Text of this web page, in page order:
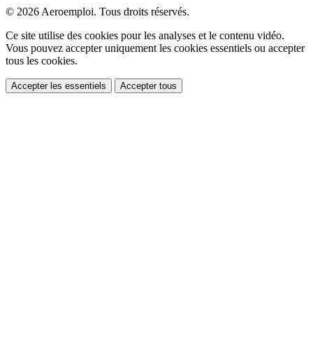
© 2026 Aeroemploi. Tous droits réservés.
Ce site utilise des cookies pour les analyses et le contenu vidéo.
Vous pouvez accepter uniquement les cookies essentiels ou accepter
tous les cookies.
Accepter les essentiels Accepter tous